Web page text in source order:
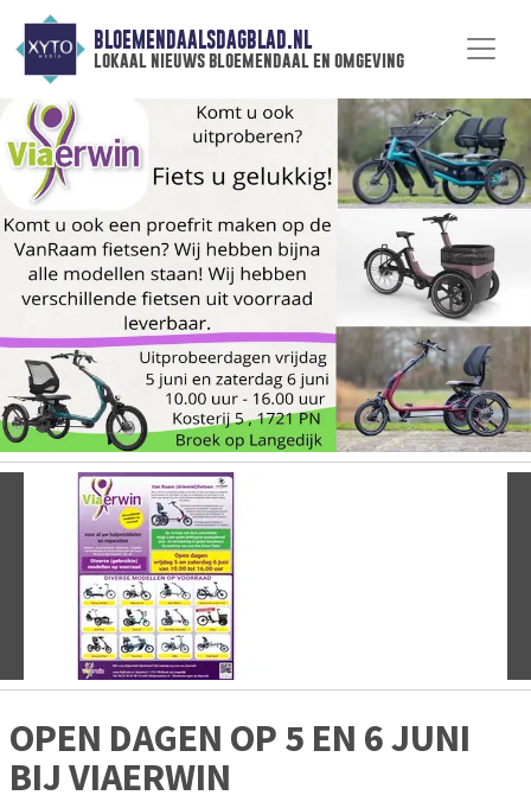
BLOEMENDAALSDAGBLAD.NL
lokaal nieuws bloemendaal en omgeving
OPEN DAGEN OP 5 EN 6 JUNI
BIJ VIAERWIN